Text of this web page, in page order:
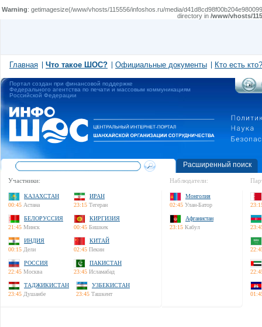
Warning: getimagesize(/www/vhosts/115556/infoshos.ru/media/
directory in /www/vhosts/
Главная Что такое ШОС? Официальные документы Кто есть кто?
Портал создан при финансовой поддержке
Федерального агентства по печати и массовым коммуникациям
Российской Федерации
Расширенный поиск
Участники:
КАЗАХСТАН
00:45 Астана
ИРАН
23:15 Тегеран
БЕЛОРУССИЯ
21:45 Минск
КИРГИЗИЯ
00:45 Бишкек
ИНДИЯ
00:15 Дели
КИТАЙ
02:45 Пекин
РОССИЯ
22:45 Москва
ПАКИСТАН
23:45 Исламабад
ТАДЖИКИСТАН
23:45 Душанбе
УЗБЕКИСТАН
23:45 Ташкент
Наблюдатели:
Монголия
02:45 Улан-Батор
Афганистан
23:15 Кабул